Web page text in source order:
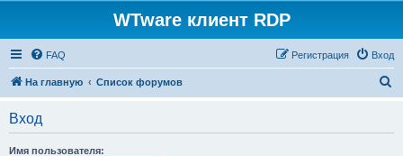
WTware клиент RDP
FAQ Вход
Регистрация
На главную Список форумов
Вход
Имя пользователя: